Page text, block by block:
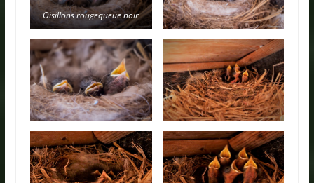
Oisillons rougequeue noir